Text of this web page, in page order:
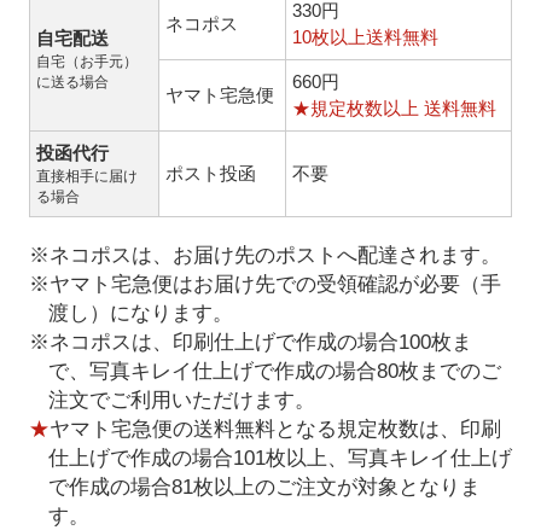
自宅配送
自宅（お手元）
に送る場合
ネコポス
330円
10枚以上送料無料
ヤマト宅急便
660円
★規定枚数以上 送料無料
投函代行
直接相手に届け
る場合
ポスト投函 不要
※ネコポスは、お届け先のポストへ配達されます。
※ヤマト宅急便はお届け先での受領確認が必要（手
渡し）になります。
※ネコポスは、印刷仕上げで作成の場合100枚ま
で、写真キレイ仕上げで作成の場合80枚までのご
注文でご利用いただけます。
★ヤマト宅急便の送料無料となる規定枚数は、印刷
仕上げで作成の場合101枚以上、写真キレイ仕上げ
で作成の場合81枚以上のご注文が対象となりま
す。